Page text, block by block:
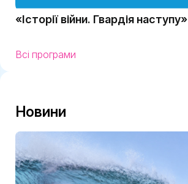
«Історії війни. Гвардія наступу»
Всі програми
Новини